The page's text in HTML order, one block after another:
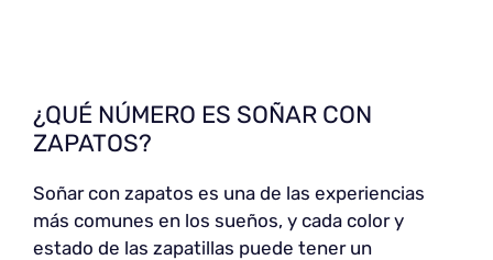
¿QUÉ NÚMERO ES SOÑAR CON
ZAPATOS?
Soñar con zapatos es una de las experiencias
más comunes en los sueños, y cada color y
estado de las zapatillas puede tener un